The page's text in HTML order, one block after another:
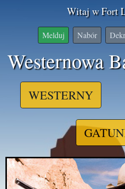
Witaj w Fort
Melduj Nabór
Westernowa
WESTERNY